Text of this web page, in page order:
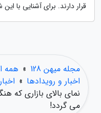
قرار دارند. برای آشنایی با
مجله میهن 128 » همه
اخبار و رویدادها »
نمای بالای بازاری که
می گردد!